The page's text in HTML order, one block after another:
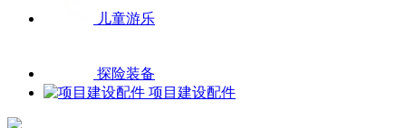
儿童游乐
探险装备
项目建设配件